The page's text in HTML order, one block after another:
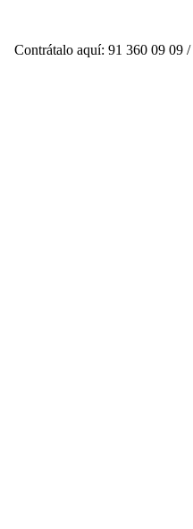
Contrátalo aquí: 91 360 09 09 /